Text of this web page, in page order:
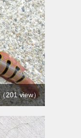
201 view）